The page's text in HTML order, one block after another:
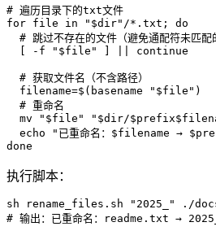
# 遍历目录下的txt文件
for file in " $dir" /*.txt; do
# 跳过不存在的文件（避免通配符未匹配
  [ -f
" $file " continue
# 获取文件名（不含路径）
  filename=$(
basename " $file " )
# 重命名
mv
" $file " " $dir/$prefix
echo
"已重命名： $filename →
done
执行脚本：
sh rename_files.sh "2025_"
# 输出：已重命名：readme.txt →